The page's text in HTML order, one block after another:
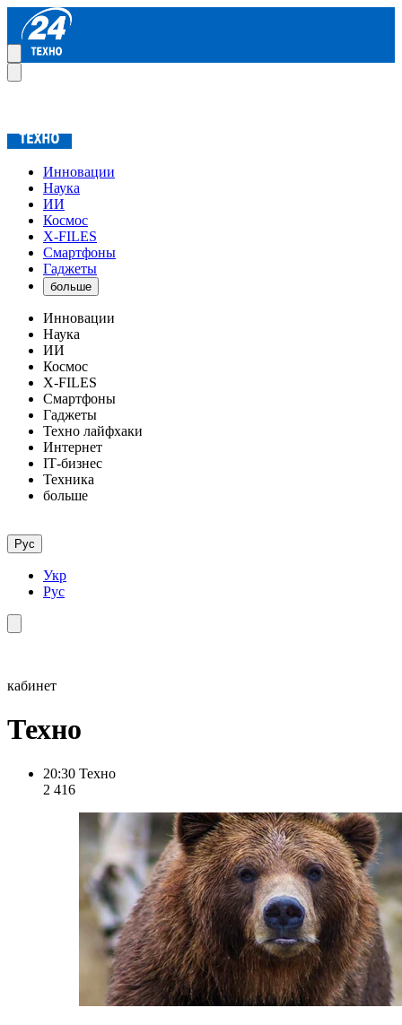
Инновации
Наука
ИИ
Космос
X-FILES
Смартфоны
Гаджеты
больше
Инновации
Наука
ИИ
Космос
X-FILES
Смартфоны
Гаджеты
Техно лайфхаки
Интернет
ІТ-бизнес
Техника
больше
Рус
Укр
Рус
кабинет
Техно
20:30 Техно
2 416